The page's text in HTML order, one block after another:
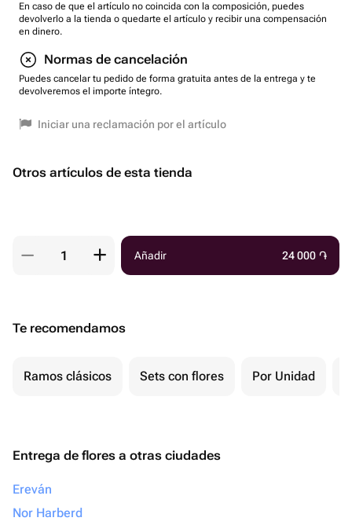
En caso de que el artículo no coincida con la composición, puedes
devolverlo a la tienda o quedarte el artículo y recibir una compensación
en dinero.
Normas de cancelación
Puedes cancelar tu pedido de forma gratuita antes de la entrega y te
devolveremos el importe íntegro.
Iniciar una reclamación por el artículo
Otros artículos de esta tienda
Añadir 24 000 ֏
Te recomendamos
Ramos clásicos Sets con flores Por Unidad
Entrega de flores a otras ciudades
Ereván
Nor Harberd